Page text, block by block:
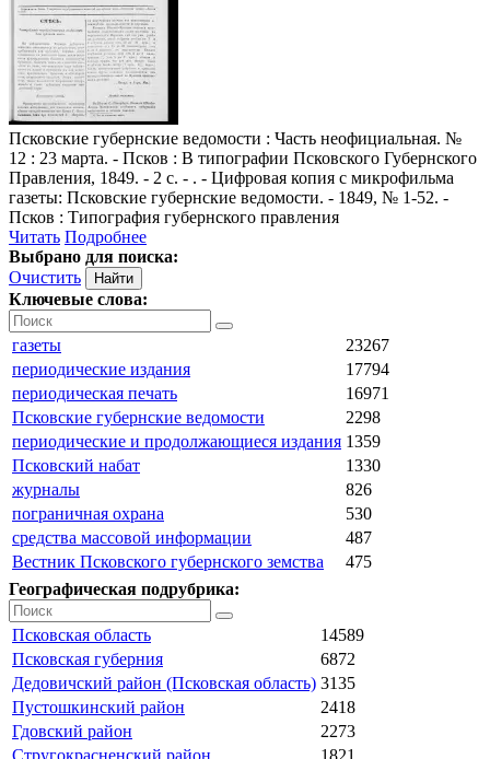
Псковские губернские ведомости : Часть неофициальная. №
12 : 23 марта. - Псков : В типографии Псковского Губернского
Правления, 1849. - 2 с. - . - Цифровая копия с микрофильма
газеты: Псковские губернские ведомости. - 1849, № 1-52. -
Псков : Типография губернского правления
Читать Подробнее
Выбрано для поиска:
Очистить
Ключевые слова:
газеты
23267
периодические издания
17794
периодическая печать
16971
Псковские губернские ведомости
2298
периодические и продолжающиеся издания 1359
Псковский набат
1330
журналы
826
пограничная охрана
530
средства массовой информации
487
Вестник Псковского губернского земства
475
Географическая подрубрика:
Псковская область
14589
Псковская губерния
6872
Дедовичский район (Псковская область) 3135
Пустошкинский район
2418
Гдовский район
2273
Стругокрасненский район
1821